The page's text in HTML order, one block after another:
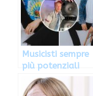
Musicisti sempre
più potenziali
vittime di hacker
ad inizio 2025